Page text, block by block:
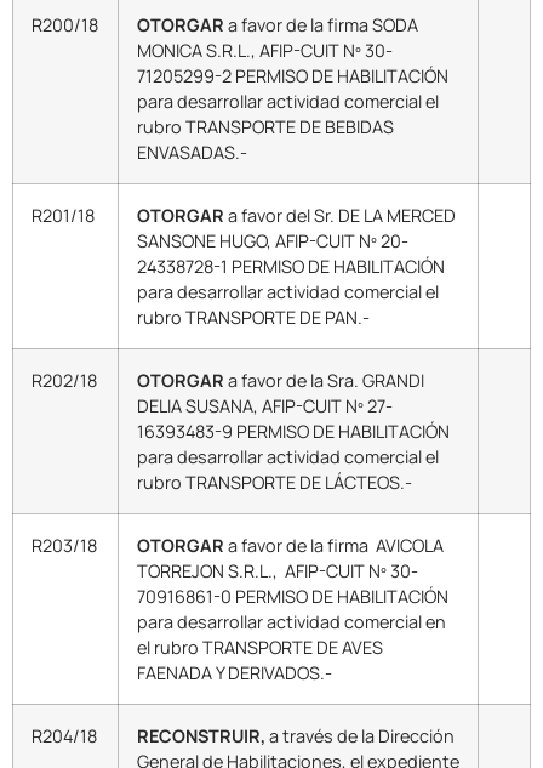
R200/18 OTORGAR a favor de la firma SODA
MONICA S.R.L., AFIP-CUIT Nº 30-
71205299-2 PERMISO DE HABILITACIÓN
para desarrollar actividad comercial el
rubro TRANSPORTE DE BEBIDAS
ENVASADAS.-
R201/18 OTORGAR a favor del Sr. DE LA MERCED
SANSONE HUGO, AFIP-CUIT Nº 20-
24338728-1 PERMISO DE HABILITACIÓN
para desarrollar actividad comercial el
rubro TRANSPORTE DE PAN.-
R202/18 OTORGAR a favor de la Sra. GRANDI
DELIA SUSANA, AFIP-CUIT Nº 27-
16393483-9 PERMISO DE HABILITACIÓN
para desarrollar actividad comercial el
rubro TRANSPORTE DE LÁCTEOS.-
R203/18 OTORGAR a favor de la firma AVICOLA
TORREJON S.R.L., AFIP-CUIT Nº 30-
70916861-0 PERMISO DE HABILITACIÓN
para desarrollar actividad comercial en
el rubro TRANSPORTE DE AVES
FAENADA Y DERIVADOS.-
R204/18 RECONSTRUIR, a través de la Dirección
General de Habilitaciones, el expediente